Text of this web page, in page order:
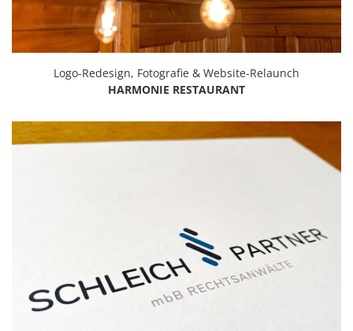
Logo-Redesign, Fotografie & Website-Relaunch
HARMONIE RESTAURANT